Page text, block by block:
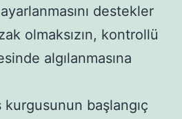
destekler
olmaksızın, kontrollü
algılanmasına
başlangıç